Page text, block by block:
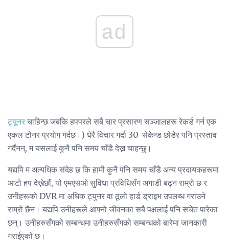
ad
ट्यूनर चाहिन्छ जबकि हपपरले सबै चार प्रसारण सञ्जालहरू रेकर्ड गर्न एक
एकल टोनर प्रयोग गर्दछ।) धेरै विचार गर्दा 30-सेकेन्ड छोडेर पनि प्रस्ताव
गर्दैनन्, म यसलाई कुनै पनि समय चाँडै देख्न चाहन्छु।
यद्यपि म अत्यधिक संदेह छ कि हामी कुनै पनि समय चाँडै अन्य प्रदायकहरूमा
आटो हप देख्नेछौं, यो एमएसओ सुविधा प्रविधिसँग अगाडी बढ्न राम्रो छ र
उनीहरूको DVR मा अधिक ट्युनर वा ठूलो हार्ड ड्राइभ उपलब्ध गराउने
राम्रो छैन। यद्यपि उनीहरूले आफ्नो जीवनका सबै पक्षलाई पनि सचेत पारेका
छन्। उनीहरुसँगको सम्बन्धमा उनीहरुसँगको सम्बन्धको बारेमा जानकारी
गराईएको छ।